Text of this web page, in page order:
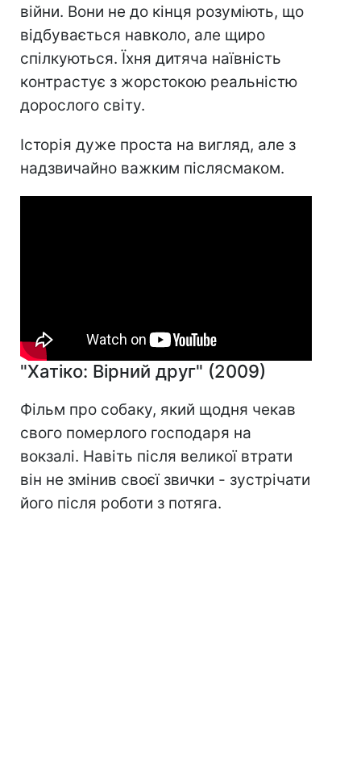
війни. Вони не до кінця розуміють, що
відбувається навколо, але щиро
спілкуються. Їхня дитяча наївність
контрастує з жорстокою реальністю
дорослого світу.
Історія дуже проста на вигляд, але з
надзвичайно важким післясмаком.
"Хатіко: Вірний друг" (2009)
Фільм про собаку, який щодня чекав
свого померлого господаря на
вокзалі. Навіть після великої втрати
він не змінив своєї звички - зустрічати
його після роботи з потяга.